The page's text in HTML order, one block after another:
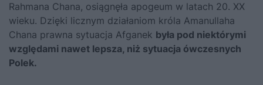
Rahmana Chana, osiągnęła apogeum w latach 20. XX
wieku. Dzięki licznym działaniom króla Amanullaha
Chana prawna sytuacja Afganek była pod niektórymi
względami nawet lepsza, niż sytuacja ówczesnych
Polek.